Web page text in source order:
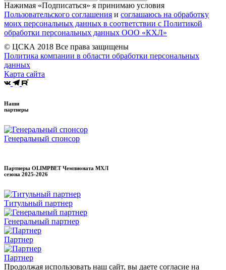
Нажимая «Подписаться» я принимаю условия
Пользовательского соглашения и соглашаюсь на обработку
моих персональных данных в соответствии с Политикой
обработки персональных данных ООО «КХЛ»
© ЦСКА 2018 Все права защищены
Политика компании в области обработки персональных
данных
Карта сайта
Наши
партнеры
Генеральный спонсор
Партнеры OLIMPBET Чемпионата МХЛ
сезона 2025-2026
Титульный партнер
Генеральный партнер
Партнер
Партнер
Продолжая использовать наш сайт, вы даете согласие на